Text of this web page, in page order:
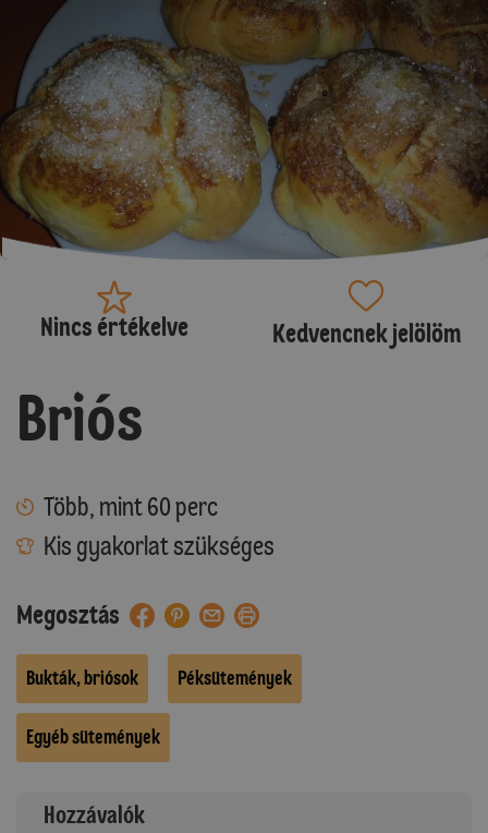
Nincs értékelve Kedvencnek jelölöm
Briós
Több, mint 60 perc
Kis gyakorlat szükséges
Megosztás
Bukták, briósok Péksütemények
Egyéb sütemények
Hozzávalók